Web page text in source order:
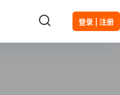
登录 | 注册